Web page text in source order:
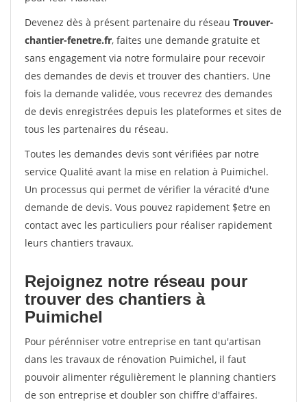
Devenez dès à présent partenaire du réseau Trouver-
chantier-fenetre.fr, faites une demande gratuite et
sans engagement via notre formulaire pour recevoir
des demandes de devis et trouver des chantiers. Une
fois la demande validée, vous recevrez des demandes
de devis enregistrées depuis les plateformes et sites de
tous les partenaires du réseau.
Toutes les demandes devis sont vérifiées par notre
service Qualité avant la mise en relation à Puimichel.
Un processus qui permet de vérifier la véracité d'une
demande de devis. Vous pouvez rapidement $etre en
contact avec les particuliers pour réaliser rapidement
leurs chantiers travaux.
Rejoignez notre réseau pour
trouver des chantiers à
Puimichel
Pour pérénniser votre entreprise en tant qu'artisan
dans les travaux de rénovation Puimichel, il faut
pouvoir alimenter régulièrement le planning chantiers
de son entreprise et doubler son chiffre d'affaires.